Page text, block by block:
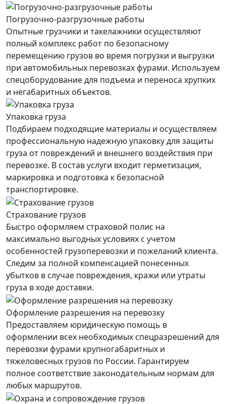
Погрузочно-разгрузочные работы
Опытные грузчики и такелажники осуществляют
полный комплекс работ по безопасному
перемещению грузов во время погрузки и выгрузки
при автомобильных перевозках фурами. Используем
спецоборудование для подъема и переноса хрупких
и негабаритных объектов.
Упаковка груза
Подбираем подходящие материалы и осуществляем
профессиональную надежную упаковку для защиты
груза от повреждений и внешнего воздействия при
перевозке. В состав услуги входит герметизация,
маркировка и подготовка к безопасной
транспортировке.
Страхование грузов
Быстро оформляем страховой полис на
максимально выгодных условиях с учетом
особенностей грузоперевозки и пожеланий клиента.
Следим за полной компенсацией понесенных
убытков в случае повреждения, кражи или утраты
груза в ходе доставки.
Оформление разрешения на перевозку
Предоставляем юридическую помощь в
оформлении всех необходимых спецразрешений для
перевозки фурами крупногабаритных и
тяжеловесных грузов по России. Гарантируем
полное соответствие законодательным нормам для
любых маршрутов.